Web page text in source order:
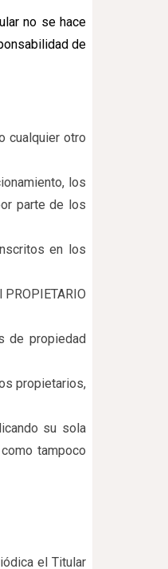
no se hace
de
cualquier otro
los
parte de los
en los
de propiedad
propietarios,
su sola
tampoco
el Titular